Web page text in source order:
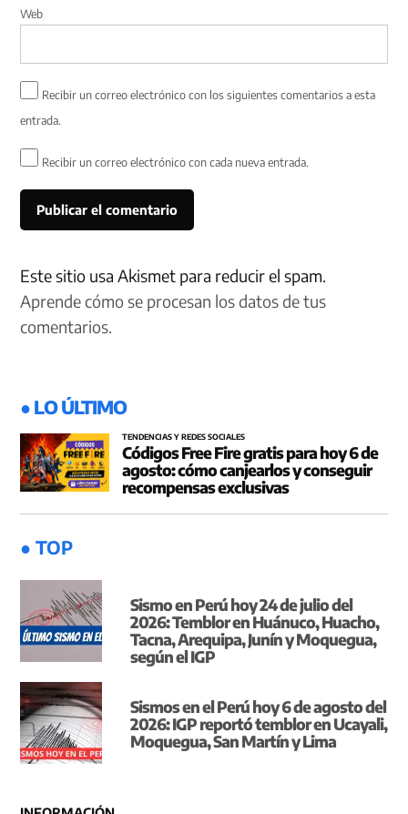
Web
Recibir un correo electrónico con los siguientes comentarios a esta
entrada.
Recibir un correo electrónico con cada nueva entrada.
Este sitio usa Akismet para reducir el spam.
Aprende cómo se procesan los datos de tus
comentarios.
● LO ÚLTIMO
TENDENCIAS Y REDES SOCIALES
Códigos Free Fire gratis para hoy 6 de
agosto: cómo canjearlos y conseguir
recompensas exclusivas
● TOP
Sismo en Perú hoy 24 de julio del
2026: Temblor en Huánuco, Huacho,
Tacna, Arequipa, Junín y Moquegua,
según el IGP
Sismos en el Perú hoy 6 de agosto del
2026: IGP reportó temblor en Ucayali,
Moquegua, San Martín y Lima